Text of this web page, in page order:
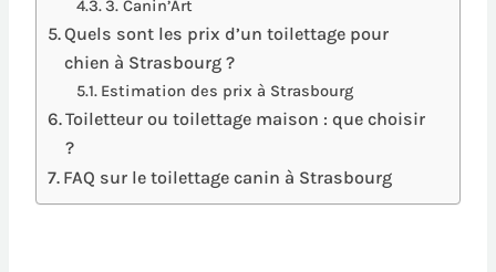
3. Canin’Art
Quels sont les prix d’un toilettage pour
chien à Strasbourg ?
Estimation des prix à Strasbourg
Toiletteur ou toilettage maison : que choisir
?
FAQ sur le toilettage canin à Strasbourg